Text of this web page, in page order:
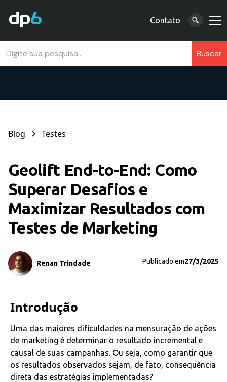
Contato
Blog Testes
Geolift End-to-End: Como
Superar Desafios e
Maximizar Resultados com
Testes de Marketing
Renan Trindade Publicado em27/3/2025
Introdução
Uma das maiores dificuldades na mensuração de ações
de marketing é determinar o resultado incremental e
causal de suas campanhas. Ou seja, como garantir que
os resultados observados sejam, de fato, consequência
direta das estratégias implementadas?